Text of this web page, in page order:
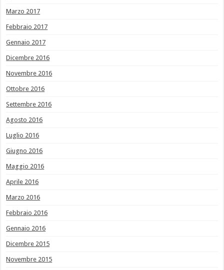
Marzo 2017
Febbraio 2017
Gennaio 2017
Dicembre 2016
Novembre 2016
Ottobre 2016
Settembre 2016
Agosto 2016
Luglio 2016
Giugno 2016
Maggio 2016
Aprile 2016
Marzo 2016
Febbraio 2016
Gennaio 2016
Dicembre 2015
Novembre 2015